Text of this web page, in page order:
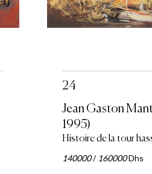
24
Jean Gaston
1995)
Histoire de la tour
140000/ 160000Dhs